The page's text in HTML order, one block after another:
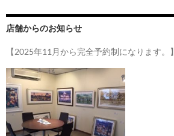
店舗からのお知らせ
【2025年11月から完全予約制になります。】